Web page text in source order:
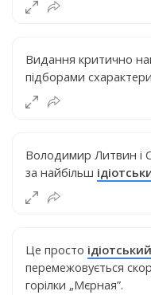
Видання критично
підборами
Володимир Литвин і
за найбільш
Це просто ідіотський
перемежовується
горілки „Мєрная”.